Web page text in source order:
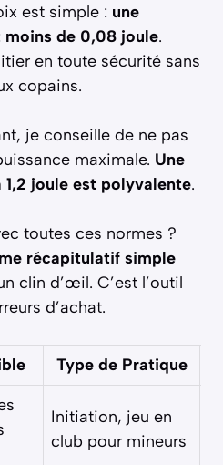
est simple : une
de 0,08 joule.
en toute sécurité sans
copains.
je conseille de ne pas
maximale. Une
1,2 joule est polyvalente.
toutes ces normes ?
récapitulatif simple
clin d’œil. C’est l’outil
d’achat.
Type de Pratique
Initiation, jeu en
club pour mineurs